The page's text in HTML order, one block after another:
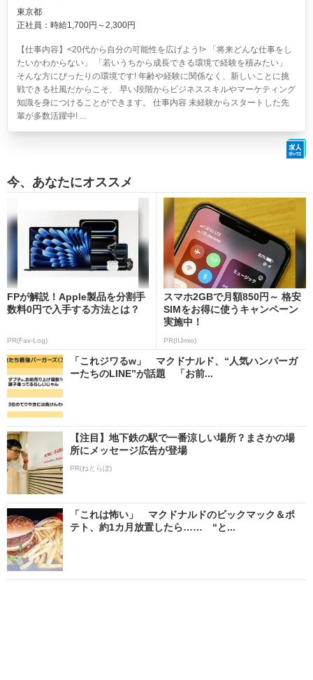
東京都
正社員：時給1,700円～2,300円
【仕事内容】<20代から自分の可能性を広げよう!> 「将来どんな仕事をし
たいかわからない」 「若いうちから成長できる環境で経験を積みたい」
そんな方にぴったりの環境です! 年齢や経験に関係なく、新しいことに挑
戦できる社風だからこそ、 早い段階からビジネススキルやマーケティング
知識を身につけることができます。 仕事内容 未経験からスタートした先
輩が多数活躍中! ...
今、あなたにオススメ
FPが解説！Apple製品を分割手
数料0円で入手する方法とは？
PR(Fav-Log)
スマホ2GBで月額850円～ 格安
SIMをお得に使うキャンペーン
実施中！
PR(IIJmio)
「これジワるw」 マクドナルド、“人気ハンバーガ
ーたちのLINE”が話題 「お前...
【注目】地下鉄の駅で一番涼しい場所？まさかの場
所にメッセージ広告が登場
PR(ねとらぼ)
「これは怖い」 マクドナルドのビックマック＆ポ
テト、約1カ月放置したら…… “と...